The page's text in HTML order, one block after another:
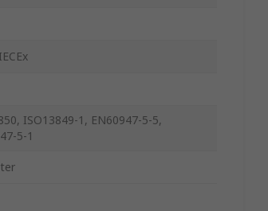
ISO13849-1, EN60947-5-5,
5-1